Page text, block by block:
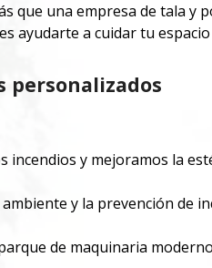
que una empresa de tala y
ayudarte a cuidar tu
personalizados
incendios y mejoramos la
y la prevención de
de maquinaria